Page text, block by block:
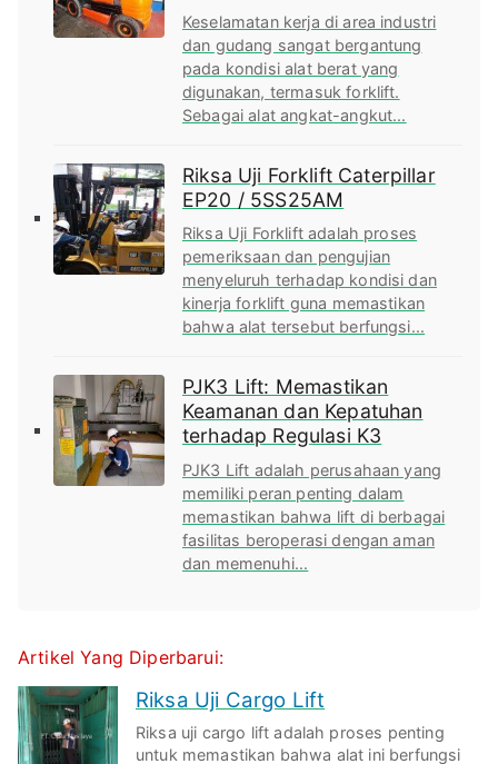
Keselamatan kerja di area industri
dan gudang sangat bergantung
pada kondisi alat berat yang
digunakan, termasuk forklift.
Sebagai alat angkat-angkut...
Riksa Uji Forklift Caterpillar
EP20 / 5SS25AM
Riksa Uji Forklift adalah proses
pemeriksaan dan pengujian
menyeluruh terhadap kondisi dan
kinerja forklift guna memastikan
bahwa alat tersebut berfungsi...
PJK3 Lift: Memastikan
Keamanan dan Kepatuhan
terhadap Regulasi K3
PJK3 Lift adalah perusahaan yang
memiliki peran penting dalam
memastikan bahwa lift di berbagai
fasilitas beroperasi dengan aman
dan memenuhi...
Artikel Yang Diperbarui:
Riksa Uji Cargo Lift
Riksa uji cargo lift adalah proses penting
untuk memastikan bahwa alat ini berfungsi